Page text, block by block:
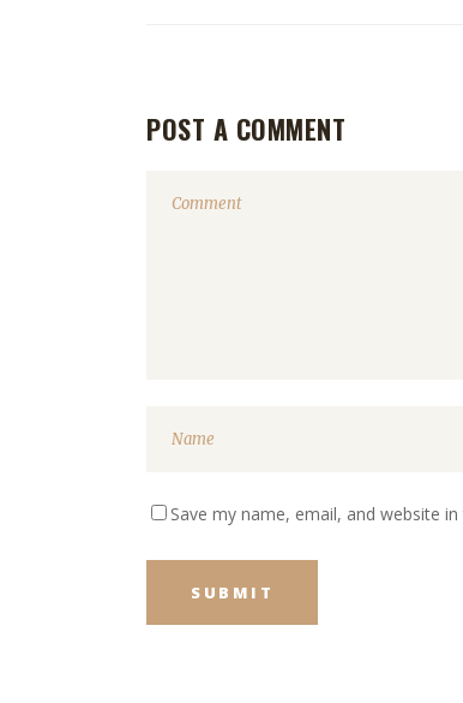
POST A COMMENT
Save my name, email, and website